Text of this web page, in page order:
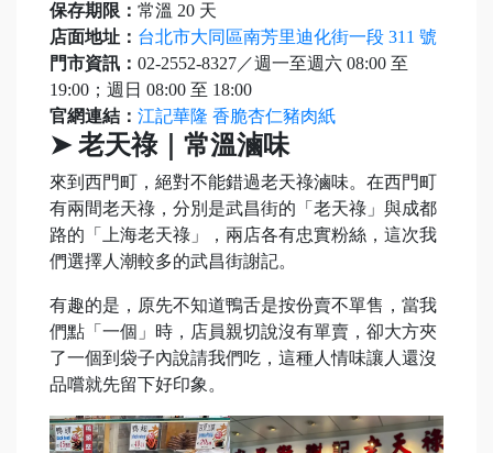
保存期限： 常溫 20 天
店面地址： 台北市大同區南芳里迪化街一段 311 號
門市資訊： 02-2552-8327／週一至週六 08:00 至
19:00；週日 08:00 至 18:00
官網連結： 江記華隆 香脆杏仁豬肉紙
➤ 老天祿｜常溫滷味
來到西門町，絕對不能錯過老天祿滷味。在西門町
有兩間老天祿，分別是武昌街的「老天祿」與成都
路的「上海老天祿」，兩店各有忠實粉絲，這次我
們選擇人潮較多的武昌街謝記。
有趣的是，原先不知道鴨舌是按份賣不單售，當我
們點「一個」時，店員親切說沒有單賣，卻大方夾
了一個到袋子內說請我們吃，這種人情味讓人還沒
品嚐就先留下好印象。